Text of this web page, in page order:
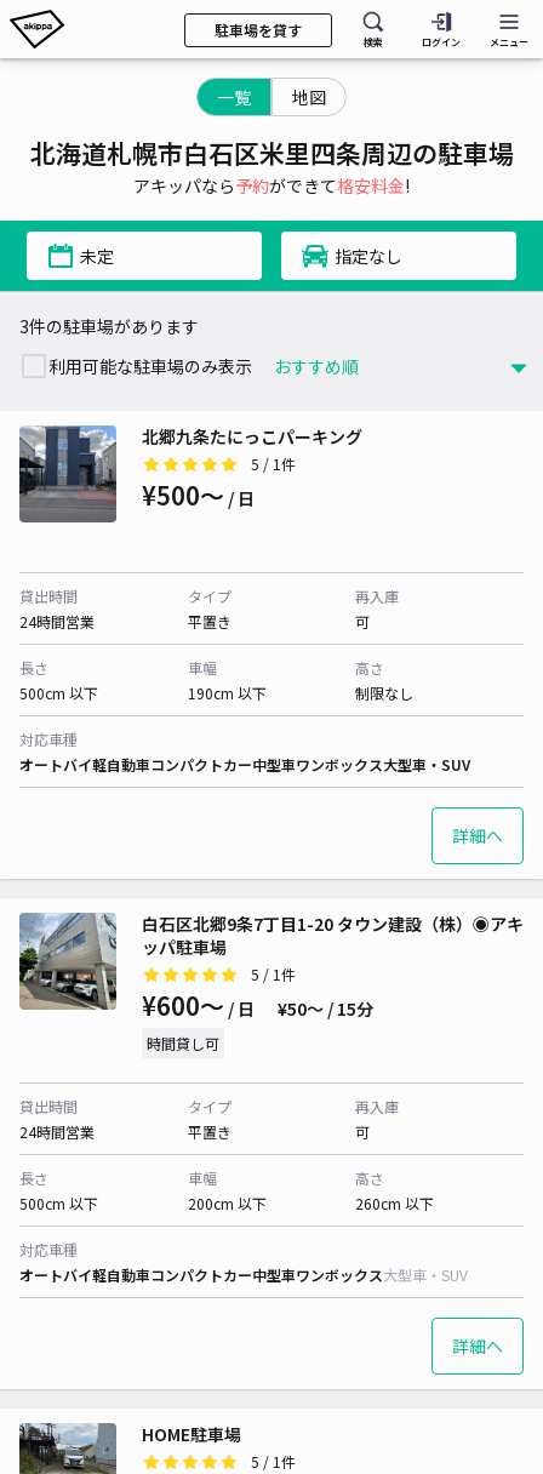
駐車場を貸す
検索 ログイン メニュー
一覧 地図
北海道札幌市白石区米里四条周辺の駐車場
アキッパなら予約ができて格安料金!
未定 指定なし
3件の駐車場があります
利用可能な駐車場のみ表示
北郷九条たにっこパーキング
5 / 1件
¥500〜 / 日
貸出時間
24時間営業
タイプ
平置き
再入庫
可
長さ
500cm 以下
車幅
190cm 以下
高さ
制限なし
対応車種
オートバイ軽自動車コンパクトカー中型車ワンボックス大型車・SUV
詳細へ
白石区北郷9条7丁目1-20 タウン建設（株）◉アキ
ッパ駐車場
5 / 1件
¥600〜 / 日 ¥50〜 / 15分
時間貸し可
貸出時間
24時間営業
タイプ
平置き
再入庫
可
長さ
500cm 以下
車幅
200cm 以下
高さ
260cm 以下
対応車種
オートバイ軽自動車コンパクトカー中型車ワンボックス大型車・SUV
詳細へ
HOME駐車場
5 / 1件